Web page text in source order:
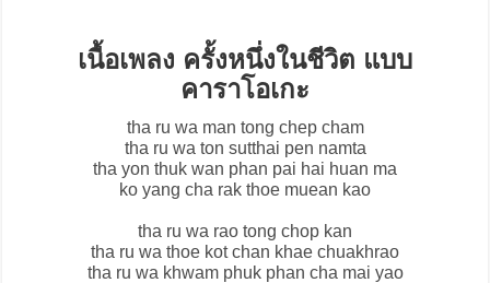
เนื้อเพลง ครั้งหนึ่งในชีวิต แบบ
คาราโอเกะ
tha ru wa man tong chep cham
tha ru wa ton sutthai pen namta
tha yon thuk wan phan pai hai huan ma
ko yang cha rak thoe muean kao
tha ru wa rao tong chop kan
tha ru wa thoe kot chan khae chuakhrao
tha ru wa khwam phuk phan cha mai yao